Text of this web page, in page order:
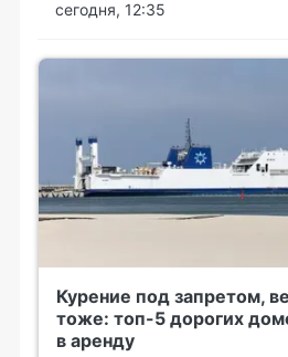
сегодня, 12:35
Курение под запретом,
тоже: топ-5 дорогих
в аренду